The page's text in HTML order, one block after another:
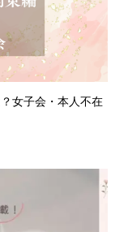
女子会・本人不在